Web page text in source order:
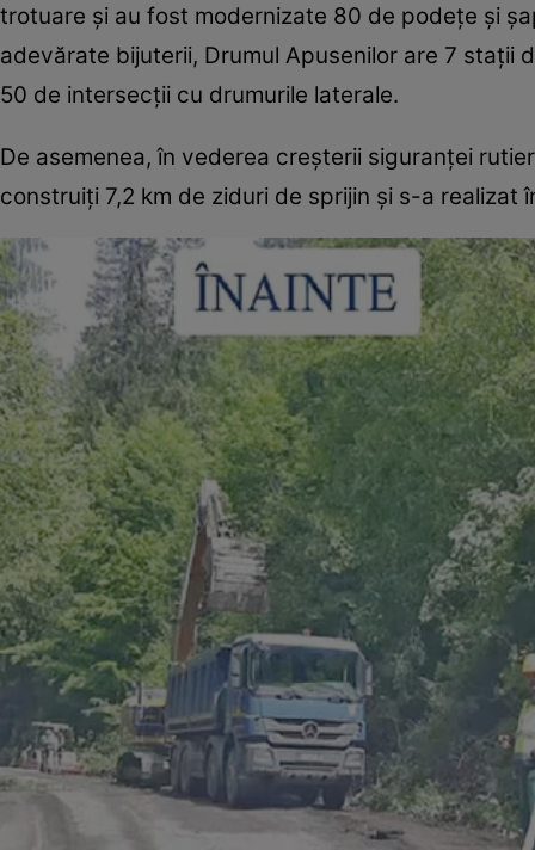
trotuare şi au fost modernizate 80 de podeţe şi
adevărate bijuterii, Drumul Apusenilor are 7 staţii
50 de intersecţii cu drumurile laterale.
De asemenea, în vederea creşterii siguranţei
construiţi 7,2 km de ziduri de sprijin şi s-a realizat